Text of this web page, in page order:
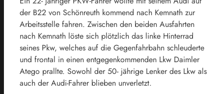
der B22 von Schönreuth kommend nach Kemnath zur
Arbeitsstelle fahren. Zwischen den beiden Ausfahrten
nach Kemnath löste sich plötzlich das linke Hinterrad
seines Pkw, welches auf die Gegenfahrbahn schleuderte
und frontal in einen entgegenkommenden Lkw Daimler
Atego prallte. Sowohl der 50- jährige Lenker des Lkw als
auch der Audi-Fahrer blieben unverletzt.